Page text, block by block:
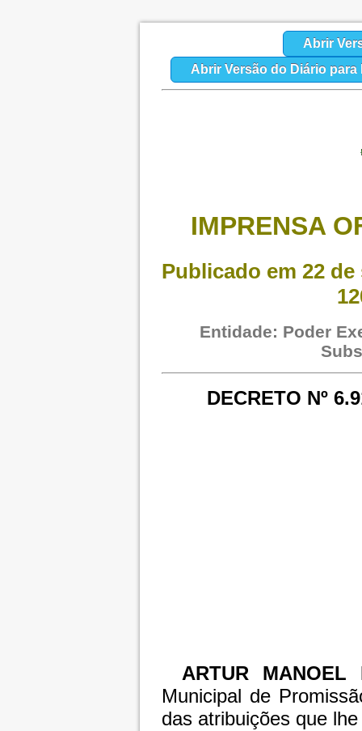
Abrir
Abrir Versão do Diário para
IMPRENSA
Publicado em 22 de
Entidade: Poder
DECRETO Nº
ARTUR MANOEL
Municipal de
das atribuições que